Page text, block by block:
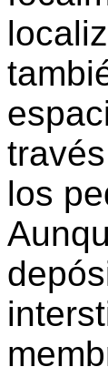
los